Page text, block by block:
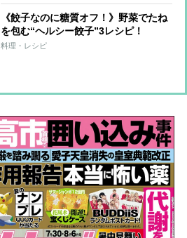
《餃子なのに糖質オフ！》野菜でたね
を包む“ヘルシー餃子”3レシピ！
料理・レシピ